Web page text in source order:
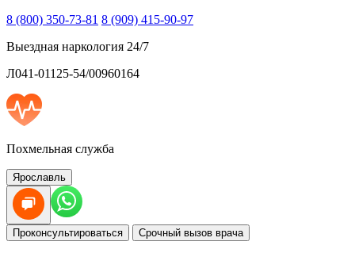
8 (800) 350-73-81 8 (909) 415-90-97
Выездная наркология 24/7
Л041-01125-54/00960164
Похмельная служба
Ярославль
Проконсультироваться Срочный вызов врача